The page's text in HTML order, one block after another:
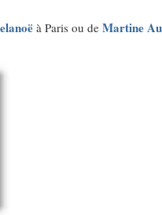
à Paris ou de Martine